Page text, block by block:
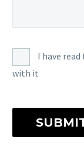
I have
with it